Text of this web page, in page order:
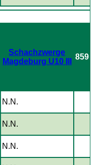
Schachzwerge
Magdeburg U10 III
859
N.N.
N.N.
N.N.